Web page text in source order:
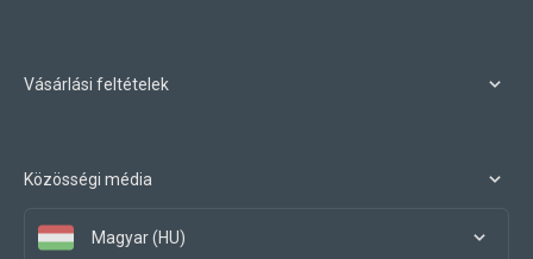
Vásárlási feltételek
Közösségi média
Magyar (HU)